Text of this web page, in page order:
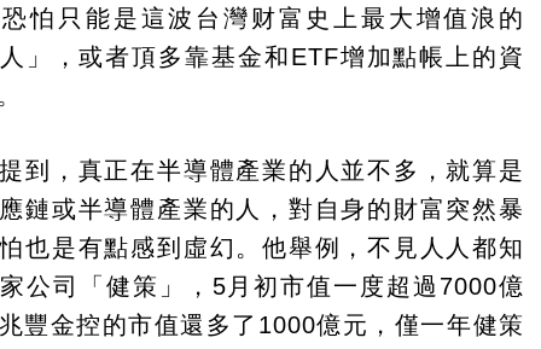
怕只能是這波台灣财富史上最大增值浪的
」，或者頂多靠基金和ETF增加點帳上的資
到，真正在半導體產業的人並不多，就算是
鏈或半導體產業的人，對自身的財富突然暴
也是有點感到虛幻。他舉例，不見人人都知
公司「健策」，5月初市值一度超過7000億
豐金控的市值還多了1000億元，僅一年健策